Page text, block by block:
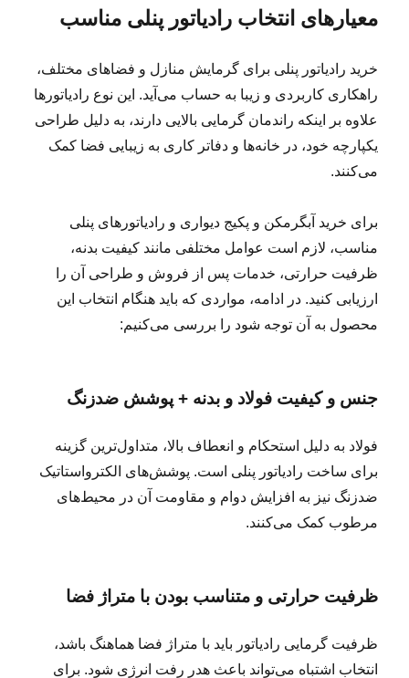
معیارهای انتخاب رادیاتور پنلی مناسب
خرید رادیاتور پنلی برای گرمایش منازل و فضاهای مختلف،
راهکاری کاربردی و زیبا به حساب می‌آید. این نوع رادیاتورها
علاوه بر اینکه راندمان گرمایی بالایی دارند، به دلیل طراحی
یکپارچه‌ خود، در خانه‌ها و دفاتر کاری به زیبایی فضا کمک
می‌کنند.
برای خرید آبگرمکن و پکیج دیواری و رادیاتورهای پنلی
مناسب، لازم است عوامل مختلفی مانند کیفیت بدنه،
ظرفیت حرارتی، خدمات پس از فروش و طراحی آن را
ارزیابی کنید. در ادامه، مواردی که باید هنگام انتخاب این
محصول به آن توجه شود را بررسی می‌کنیم:
جنس و کیفیت فولاد و بدنه + پوشش ضدزنگ
فولاد به دلیل استحکام و انعطاف بالا، متداول‌ترین گزینه
برای ساخت رادیاتور پنلی است. پوشش‌های الکترواستاتیک
ضدزنگ نیز به افزایش دوام و مقاومت آن در محیط‌های
مرطوب کمک می‌کنند.
ظرفیت حرارتی و متناسب بودن با متراژ فضا
ظرفیت گرمایی رادیاتور باید با متراژ فضا هماهنگ باشد،
انتخاب اشتباه می‌تواند باعث هدر رفت انرژی شود. برای